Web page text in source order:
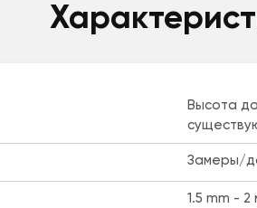
Высота
Замеры/
1.5 mm - 2